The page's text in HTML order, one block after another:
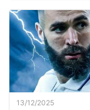
13/12/2025